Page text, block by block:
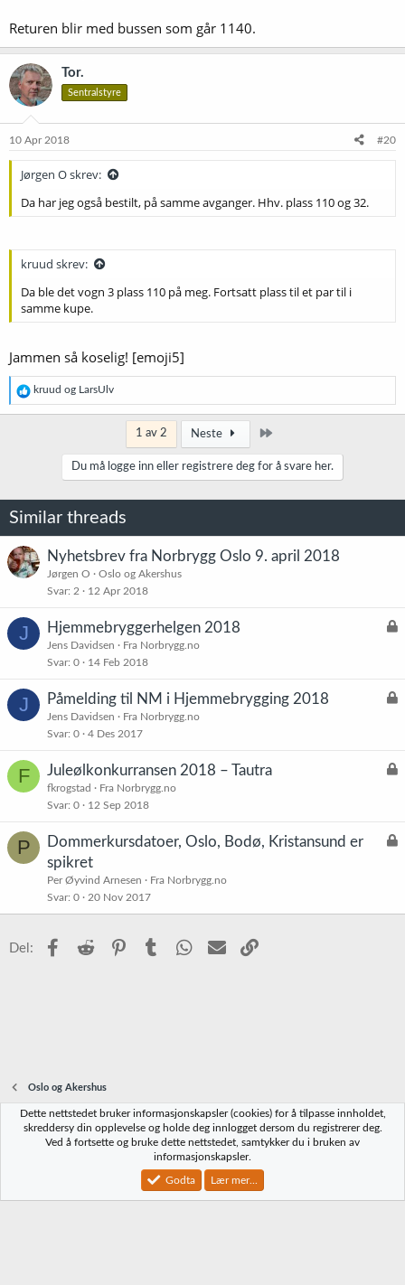
Returen blir med bussen som går 1140.
Tor.
Sentralstyre
10 Apr 2018 #20
Jørgen O skrev:
Da har jeg også bestilt, på samme avganger. Hhv. plass 110 og 32.
kruud skrev:
Da ble det vogn 3 plass 110 på meg. Fortsatt plass til et par til i
samme kupe.
Jammen så koselig! [emoji5]
R
e
a
r
kruud og LarsUlv
1 av 2 Neste
Du må logge inn eller registrere deg for å svare her.
Similar threads
Nyhetsbrev fra Norbrygg Oslo 9. april 2018
Jørgen O
Oslo og Akershus
Svar 2 12 Apr 2018
J
L
Hjemmebryggerhelgen 2018
Jens Davidsen
Fra Norbrygg.no
Svar 0 14 Feb 2018
J
L
Påmelding til NM i Hjemmebrygging 2018
Jens Davidsen
Fra Norbrygg.no
Svar 0 4 Des 2017
F
L
Juleølkonkurransen 2018 – Tautra
fkrogstad
Fra Norbrygg.no
Svar 0 12 Sep 2018
P
L
Dommerkursdatoer, Oslo, Bodø, Kristansund er
spikret
Per Øyvind Arnesen
Fra Norbrygg.no
Svar 0 20 Nov 2017
Del: Facebook
Reddit PinterestTumblr WhatsApp
E-post
Oslo og Akershus
Norbrygg-default
Vilkår og regler Personvernregler
Community platform by XenForo® © 2010-2023 XenForo Ltd.
Dette nettstedet bruker informasjonskapsler (cookies) for å tilpasse innholdet,
skreddersy din opplevelse og holde deg innlogget dersom du registrerer deg.
Ved å fortsette og bruke dette nettstedet, samtykker du i bruken av
informasjonskapsler.
Godta Lær mer...